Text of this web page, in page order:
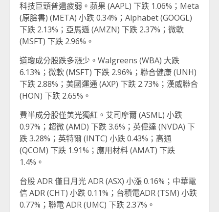
科技巨頭普遍疲弱。蘋果 (AAPL) 下跌 1.06%；Meta
(原臉書) (META) 小跌 0.34%；Alphabet (GOOGL)
下跌 2.13%；亞馬遜 (AMZN) 下跌 2.37%；微軟
(MSFT) 下跌 2.96%。
道瓊成分股跌多漲少。Walgreens (WBA) 大跌
6.13%；微軟 (MSFT) 下跌 2.96%；聯合健康 (UNH)
下跌 2.88%；美國運通 (AXP) 下跌 2.73%；漢威聯合
(HON) 下跌 2.65%。
費半成分股僅美光獨紅。艾司摩爾 (ASML) 小跌
0.97%；超微 (AMD) 下跌 3.6%；英偉達 (NVDA) 下
跌 3.28%；英特爾 (INTC) 小跌 0.43%；高通
(QCOM) 下跌 1.91%；應用材料 (AMAT) 下跌
1.4%。
台股 ADR 僅日月光 ADR (ASX) 小漲 0.16%；中華電
信 ADR (CHT) 小跌 0.11%；台積電ADR (TSM) 小跌
0.77%；聯電 ADR (UMC) 下跌 2.37%。